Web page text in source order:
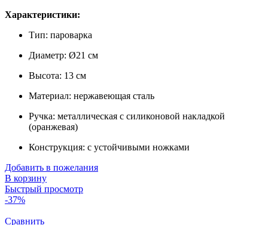
Характеристики:
Тип: пароварка
Диаметр: Ø21 см
Высота: 13 см
Материал: нержавеющая сталь
Ручка: металлическая с силиконовой накладкой
(оранжевая)
Конструкция: с устойчивыми ножками
Добавить в пожелания
В корзину
Быстрый просмотр
-37%
Сравнить